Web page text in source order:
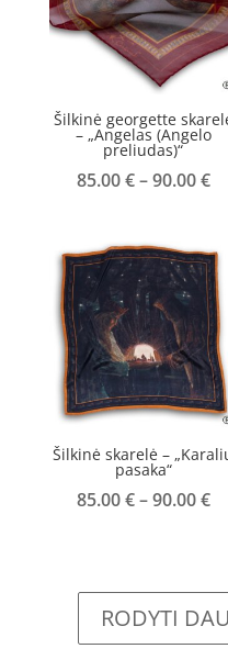
Šilkinė georgette
– „Angelas (Angelo
preliudas)“
85.00€–90.00€
Šilkinė skarelė –
pasaka“
85.00€–90.00€
RODYTI